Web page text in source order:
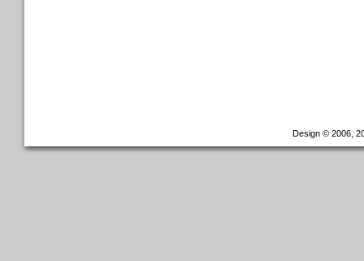
Design © 2006,